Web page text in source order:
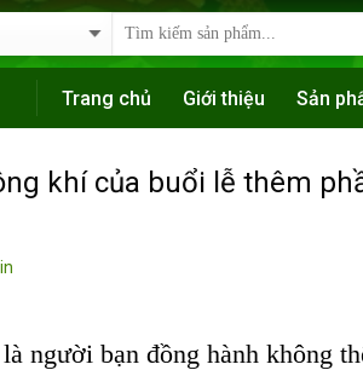
Trang chủ Giới thiệu Sản
khí của buổi lễ thêm
người bạn đồng hành không